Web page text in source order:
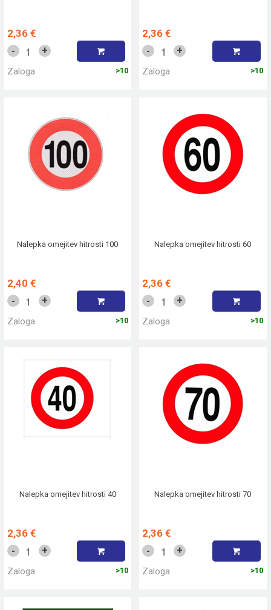
2,36 €
- +
Zaloga >10
2,36 €
- +
Zaloga >10
Nalepka omejitev hitrosti 100
2,40 €
- +
Zaloga >10
Nalepka omejitev hitrosti 60
2,36 €
- +
Zaloga >10
Nalepka omejitev hitrosti 40
2,36 €
- +
Zaloga >10
Nalepka omejitev hitrosti 70
2,36 €
- +
Zaloga >10